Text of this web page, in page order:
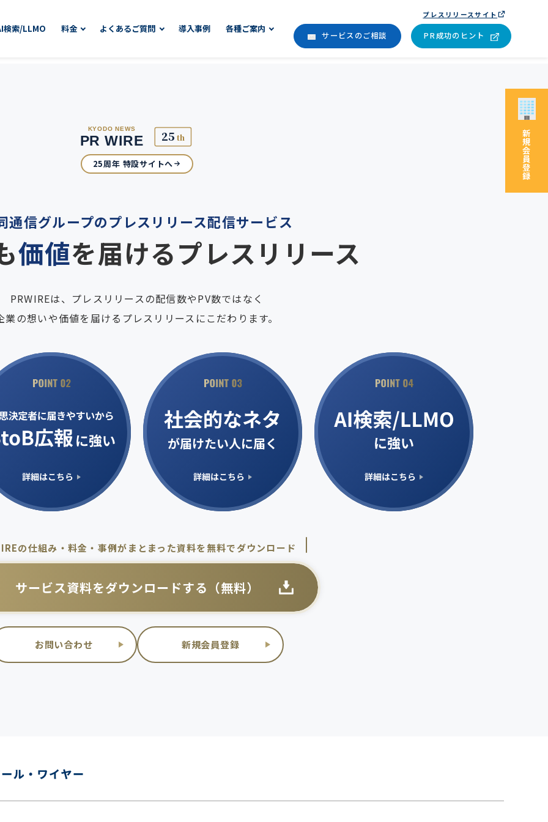
検索/LLMO 料金 よくあるご質問 導入事例 各種ご案内
新
規
会
員
登
録
サービスのご相談 PR成功のヒント
プレスリリースサイト
25周年 特設サイトへ
通信グループのプレスリリース配信サービス
価値を届けるプレスリリース
PRWIREは、 プレスリリースの配信数やPV数ではなく
業の想いや価値を届ける プレスリリースにこだわります。
の仕組み・料金・事例がまとまった資料を無料でダウンロード
サービス資料をダウンロードする（無料）
お問い合わせ 新規会員登録